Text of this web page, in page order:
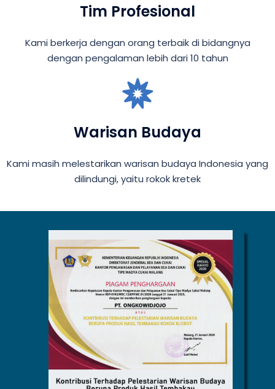
Tim Profesional
Kami berkerja dengan orang terbaik di bidangnya
dengan pengalaman lebih dari 10 tahun
Warisan Budaya
Kami masih melestarikan warisan budaya Indonesia yang
dilindungi, yaitu rokok kretek